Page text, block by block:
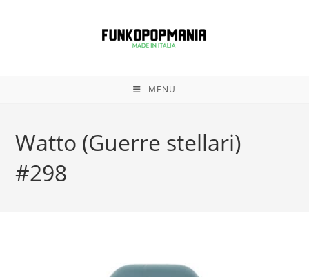
MENU
Watto (Guerre stellari)
#298